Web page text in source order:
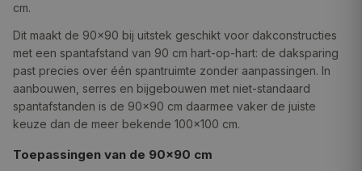
cm.
Dit maakt de 90×90 bij uitstek geschikt voor dakconstructies
met een spantafstand van 90 cm hart-op-hart: de daksparing
past precies over één spantruimte zonder aanpassingen. In
aanbouwen, serres en bijgebouwen met niet-standaard
spantafstanden is de 90×90 cm daarmee vaker de juiste
keuze dan de meer bekende 100×100 cm.
Toepassingen van de 90×90 cm